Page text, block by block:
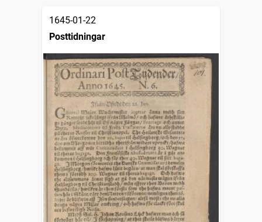
1645-01-22
Posttidningar